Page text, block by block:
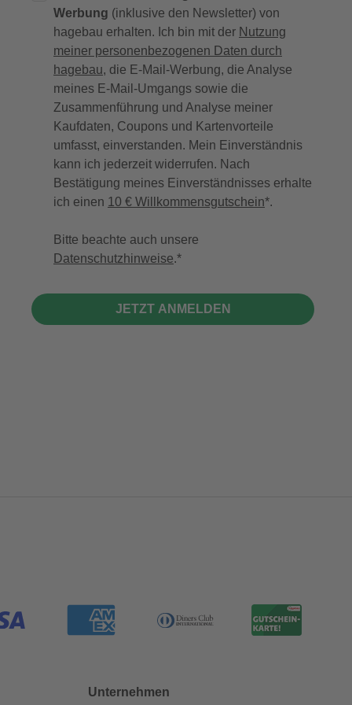
Werbung (inklusive den Newsletter) von
hagebau erhalten. Ich bin mit der Nutzung
meiner personenbezogenen Daten durch
hagebau, die E-Mail-Werbung, die Analyse
meines E-Mail-Umgangs sowie die
Zusammenführung und Analyse meiner
Kaufdaten, Coupons und Kartenvorteile
umfasst, einverstanden. Mein Einverständnis
kann ich jederzeit widerrufen. Nach
Bestätigung meines Einverständnisses erhalte
ich einen 10 € Willkommensgutschein*.
Bitte beachte auch unsere
Datenschutzhinweise.
JETZT ANMELDEN
Unternehmen